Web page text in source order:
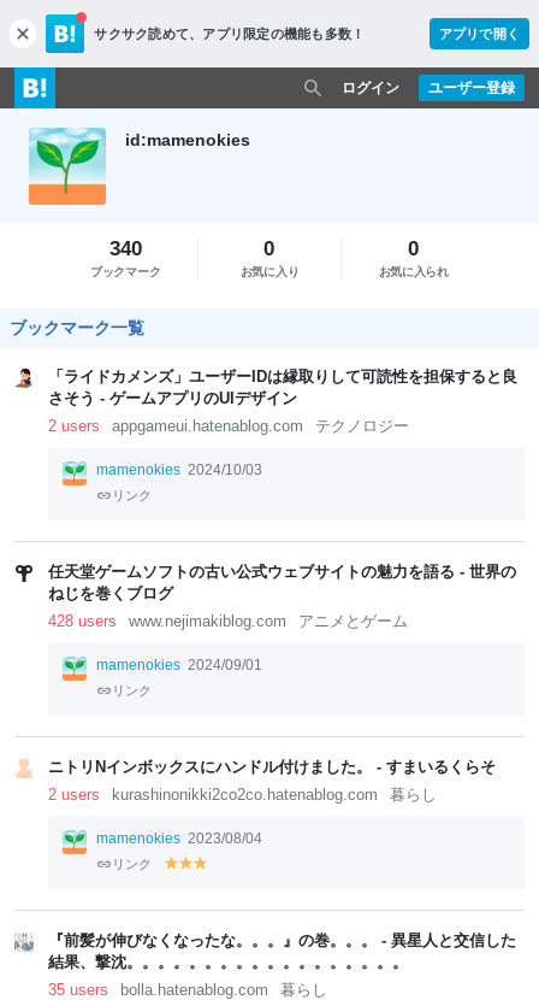
c
l
o
s
e
サクサク読めて、 アプリ限定の機能も多数！ アプリで開く
ユーザー登録
ログイン
id:mamenokies
340
ブックマーク
0
お気に入り
0
お気に入られ
ブックマーク一覧
「ライドカメンズ」ユーザーIDは縁取りして可読性を担保すると良
さそう - ゲームアプリのUIデザイン
2 users
appgameui.hatenablog.com テクノロジー
mamenokies 2024/10/03
リンク
任天堂ゲームソフトの古い公式ウェブサイトの魅力を語る - 世界の
ねじを巻くブログ
428 users
www.nejimakiblog.com アニメとゲーム
mamenokies 2024/09/01
リンク
ニトリNインボックスにハンドル付けました。 - すまいるくらそ
2 users
kurashinonikki2co2co.hatenablog.com 暮らし
mamenokies 2023/08/04
リンク
y
lo
w
y
lo
w
lo
『前髪が伸びなくなったな。。。』の巻。。。 - 異星人と交信した
結果、撃沈。。。。。。。。。。。。。。。。。。
35 users
bolla.hatenablog.com 暮らし